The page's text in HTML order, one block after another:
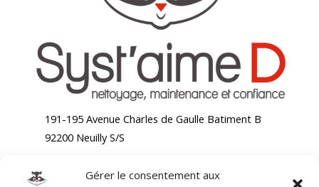
Gérer le consentement aux
191-195 Avenue Charles de Gaulle Batiment B
92200 Neuilly S/S
Accueil